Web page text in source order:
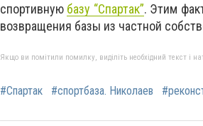
спортивную базу “Спартак”. Этим
возвращения базы из частной
Якщо ви помітили помилку, виділіть необхідний текст і
#Спартак #спортбаза. Николаев